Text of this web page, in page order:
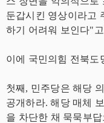
둔갑시킨 영상이라고
하기 어려워 보인다"
이에 국민의힘 전북도
첫째, 민주당은 해당
공개하라. 해당 매체
을 차단한 채 묵묵부